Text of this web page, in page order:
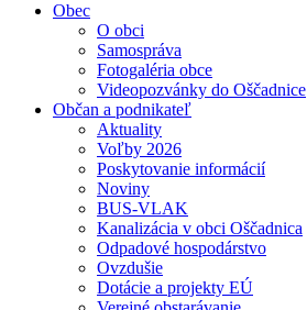
Obec
O obci
Samospráva
Fotogaléria obce
Videopozvánky do Oščadnice
Občan a podnikateľ
Aktuality
Voľby 2026
Poskytovanie informácií
Noviny
BUS-VLAK
Kanalizácia v obci Oščadnica
Odpadové hospodárstvo
Ovzdušie
Dotácie a projekty EÚ